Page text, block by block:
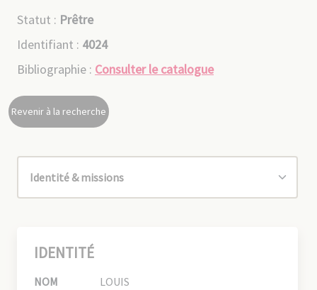
Statut : Prêtre
Identifiant : 4024
Bibliographie : Consulter le catalogue
Revenir à la recherche
IDENTITÉ
NOM
LOUIS